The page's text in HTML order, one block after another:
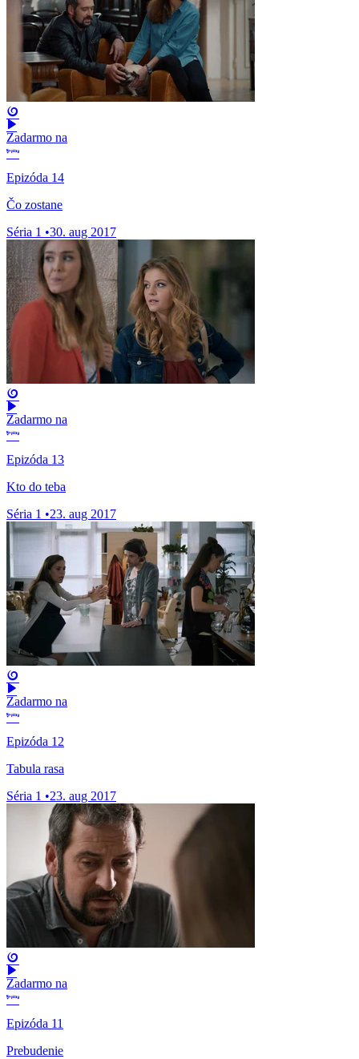
Zadarmo na
Epizóda 14
Čo zostane
Séria 1 •30. aug 2017
Zadarmo na
Epizóda 13
Kto do teba
Séria 1 •23. aug 2017
Zadarmo na
Epizóda 12
Tabula rasa
Séria 1 •23. aug 2017
Zadarmo na
Epizóda 11
Prebudenie